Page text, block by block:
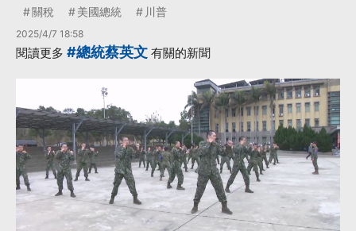
關稅 美國總統 川普
2025/4/7 18:58
閱讀更多 #總統蔡英文 有關的新聞